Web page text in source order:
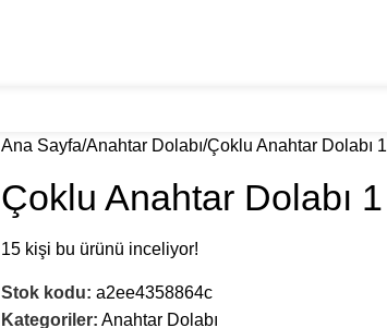
Ana Sayfa Anahtar Dolabı Çoklu Anahtar Dolabı 1
Çoklu Anahtar Dolabı 1
15 kişi bu ürünü inceliyor!
Stok kodu: a2ee4358864c
Kategoriler: Anahtar Dolabı